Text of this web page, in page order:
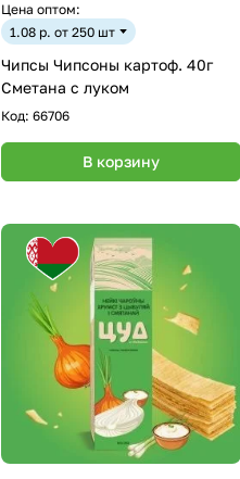
Цена оптом:
1.08 р. от 250 шт
Чипсы Чипсоны картоф. 40г
Сметана с луком
Код: 66706
В корзину